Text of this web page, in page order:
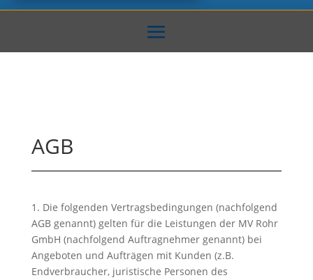
AGB
1. Die folgenden Vertragsbedingungen (nachfolgend
AGB genannt) gelten für die Leistungen der MV Rohr
GmbH (nachfolgend Auftragnehmer genannt) bei
Angeboten und Aufträgen mit Kunden (z.B.
Endverbraucher, juristische Personen des